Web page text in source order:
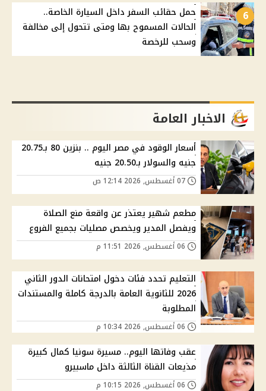
6
حمل حقائب السفر داخل السيارة الخاصة..
الحالات المسموح بها ومتى تتحول إلى مخالفة
وسحب للرخصة
الاخبار العامة
أسعار الوقود في مصر اليوم .. بنزين 80 بـ20.75
جنيه والسولار بـ20.50 جنيه
مطعم شهير يعتذر عن واقعة منع الصلاة
ويفصل المدير ويخصص مصليات بجميع الفروع
التعليم تحدد فئات دخول امتحانات الدور الثاني
2026 للثانوية العامة بالدرجة كاملة والمستندات
المطلوبة
عقب وفاتها اليوم.. مسيرة سونيا كمال كبيرة
مذيعات القناة الثالثة داخل ماسبيرو